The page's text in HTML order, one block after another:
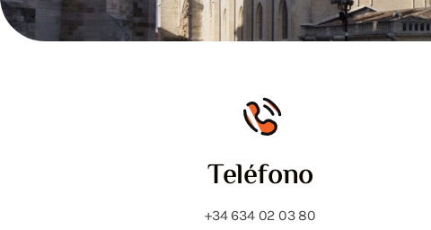
Teléfono
+34 634 02 03 80